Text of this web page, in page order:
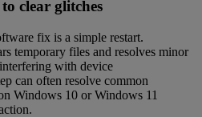
clear glitches
fix is a simple restart.
temporary files and resolves minor
with device
can often resolve common
Windows 10 or Windows 11